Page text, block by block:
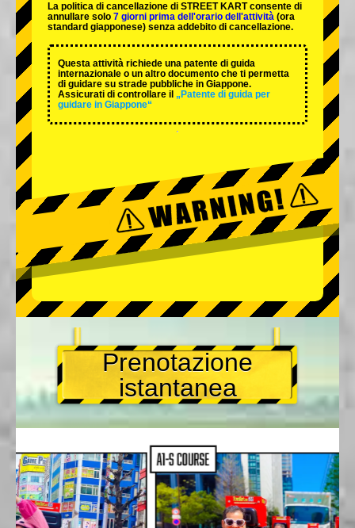
La politica di cancellazione di STREET KART consente di
annullare solo 7 giorni prima dell'orario dell'attività (ora
standard giapponese) senza addebito di cancellazione.
Questa attività richiede una patente di guida
internazionale o un altro documento che ti permetta
di guidare su strade pubbliche in Giappone.
Assicurati di controllare il „Patente di guida per
guidare in Giappone“
Prenotazione
istantanea